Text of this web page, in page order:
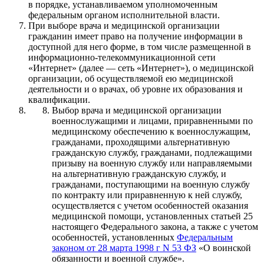
в порядке, устанавливаемом уполномоченным
федеральным органом исполнительной власти.
При выборе врача и медицинской организации
гражданин имеет право на получение информации в
доступной для него форме, в том числе размещенной в
информационно-телекоммуникационной сети
«Интернет» (далее — сеть «Интернет»), о медицинской
организации, об осуществляемой ею медицинской
деятельности и о врачах, об уровне их образования и
квалификации.
Выбор врача и медицинской организации
военнослужащими и лицами, приравненными по
медицинскому обеспечению к военнослужащим,
гражданами, проходящими альтернативную
гражданскую службу, гражданами, подлежащими
призыву на военную службу или направляемыми
на альтернативную гражданскую службу, и
гражданами, поступающими на военную службу
по контракту или приравненную к ней службу,
осуществляется с учетом особенностей оказания
медицинской помощи, установленных статьей 25
настоящего Федерального закона, а также с учетом
особенностей, установленных Федеральным
законом от 28 марта 1998 г N 53 ФЗ «О воинской
обязанности и военной службе».